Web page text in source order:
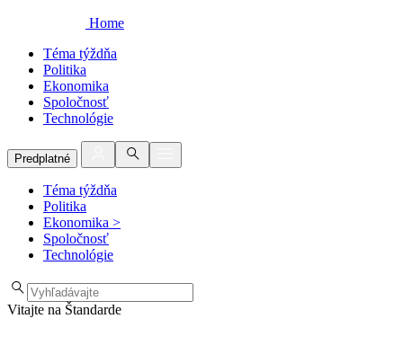
Home
Téma týždňa
Politika
Ekonomika
Spoločnosť
Technológie
Predplatné
Téma týždňa
Politika
Ekonomika >
Spoločnosť
Technológie
Vitajte na Štandarde